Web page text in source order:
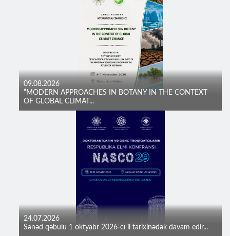
09.08.2026
“MODERN APPROACHES IN BOTANY IN THE CONTEXT
OF GLOBAL CLIMAT...
24.07.2026
Sənəd qəbulu 1 oktyabr 2026-cı il tarixinədək davam edir...